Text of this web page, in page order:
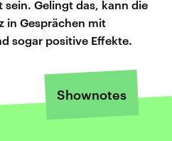
Gelingt das, kann die
in Gesprächen mit
sogar positive Effekte.
Shownotes